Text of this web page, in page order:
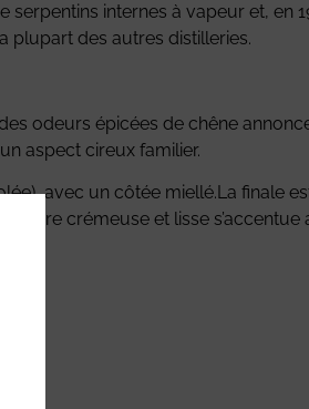
internes à vapeur et, en
plupart des autres distilleries.
odeurs épicées de chêne
aspect cireux familier.
avec un côtée miellé.La finale
crémeuse et lisse s’accentue